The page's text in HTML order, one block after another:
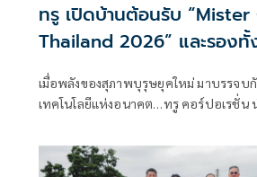
ทรู เปิดบ้านต้อนรับ “Mister
Thailand 2026” และรองทั้
พลัง AI เบื้องหลังโครงข่าย
สัมผัส Happy Workplace
วัฒนธรรม True 4C ขับเคลื่
ยุคใหม่สู่อนาคต
เมื่อพลังของสุภาพบุรุษยุคใหม่ มาบรรจบ
เทคโนโลยีแห่งอนาคต…ทรู คอร์ปอเรชั่น
คุณโอลิเวอร์ กิตติพงษ์ วีระเตชะ หัวหน้า
แบรนด์และมีเดีย เปิดบ้านต้อนรับ Mister